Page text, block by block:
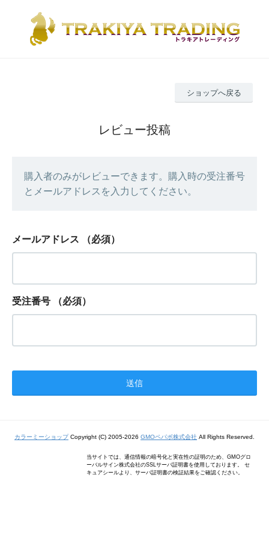
ショップへ戻る
レビュー投稿
購入者のみがレビューできます。購入時の受注番号
とメールアドレスを入力してください。
メールアドレス （必須）
受注番号 （必須）
カラーミーショップCopyright (C) 2005-2026 GMOペパボ株式会社 All Rights Reserved.
当サイトでは、通信情報の暗号化と実在性の証明のため、GMOグロ
ーバルサイン株式会社のSSLサーバ証明書を使用しております。 セ
キュアシールより、サーバ証明書の検証結果をご確認ください。